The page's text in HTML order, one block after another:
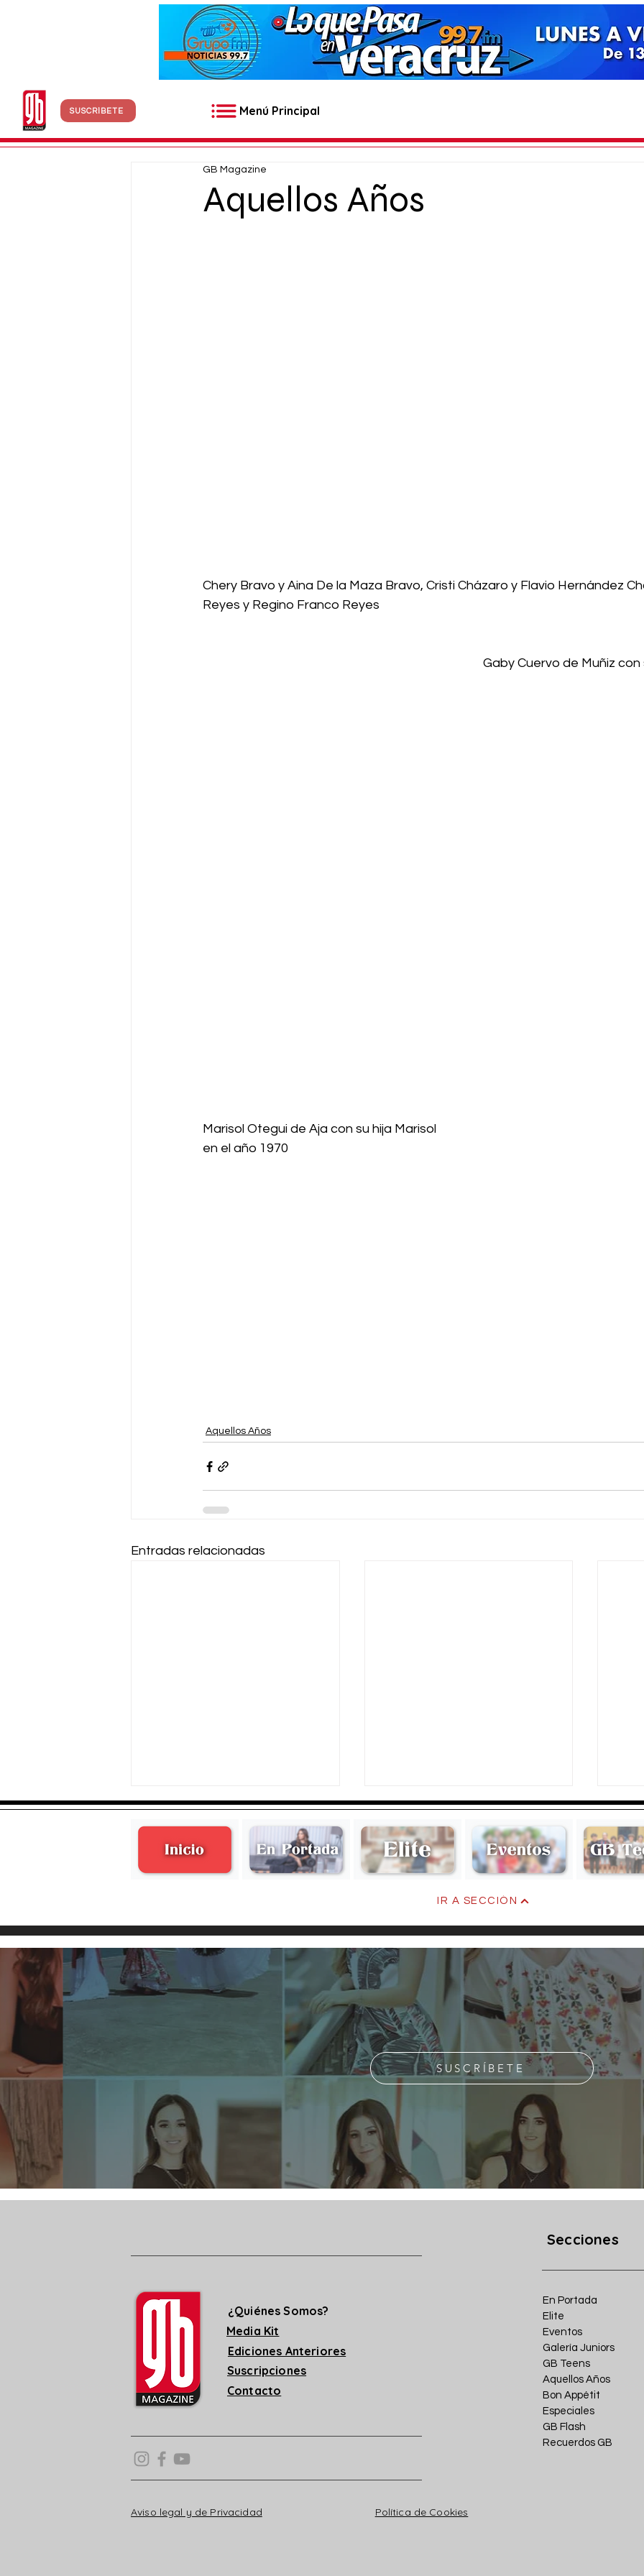
SUSCRÍBETE Menú Principal
Aquellos Años
GB Magazine
Chery Bravo y Aina De la Maza Bravo, Cristi Cházaro y Flavio Hernández
Reyes y Regino Franco Reyes
Gaby Cuervo de Muñiz con
Marisol Otegui de Aja con su hija Marisol
en el año 1970
Aquellos Años
Entradas relacionadas
Aquellos Años Aquellos Años
IR A SECCIÓN
SUSCRÍBETE
¿Quiénes Somos?
Media Kit
Ediciones Anteriores
Suscripciones
Contacto
Aviso legal y de Privacidad Política de Cookies
Secciones
En Portada
Elite
Eventos
Galería Juniors
GB Teens
Aquellos Años
Bon Appétit
Especiales
GB Flash
Recuerdos GB